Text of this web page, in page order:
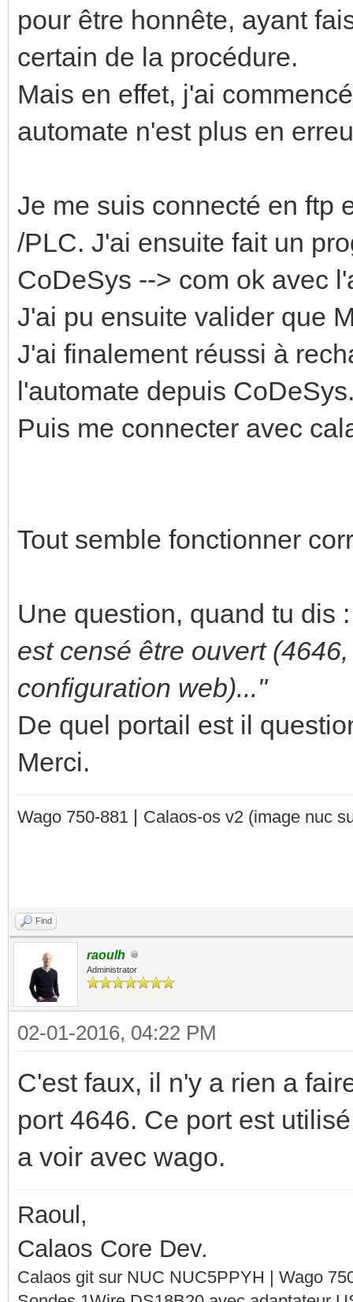
pour être honnête, ayant
certain de la procédure.
Mais en effet, j'ai
automate n'est plus en
Je me suis connecté en ftp
/PLC. J'ai ensuite fait un
CoDeSys --> com ok avec
J'ai pu ensuite valider que
J'ai finalement réussi à
l'automate depuis
Puis me connecter avec
Tout semble fonctionner
Une question, quand tu dis
est censé être ouvert
configuration web)..."
De quel portail est il
Merci.
Wago 750-881 | Calaos-os v2 (image nuc
Find
raoulh
Administrator
02-01-2016, 04:22 PM
C'est faux, il n'y a rien a
port 4646. Ce port est
a voir avec wago.
Raoul,
Calaos Core Dev.
Calaos git sur NUC NUC5PPYH | Wago